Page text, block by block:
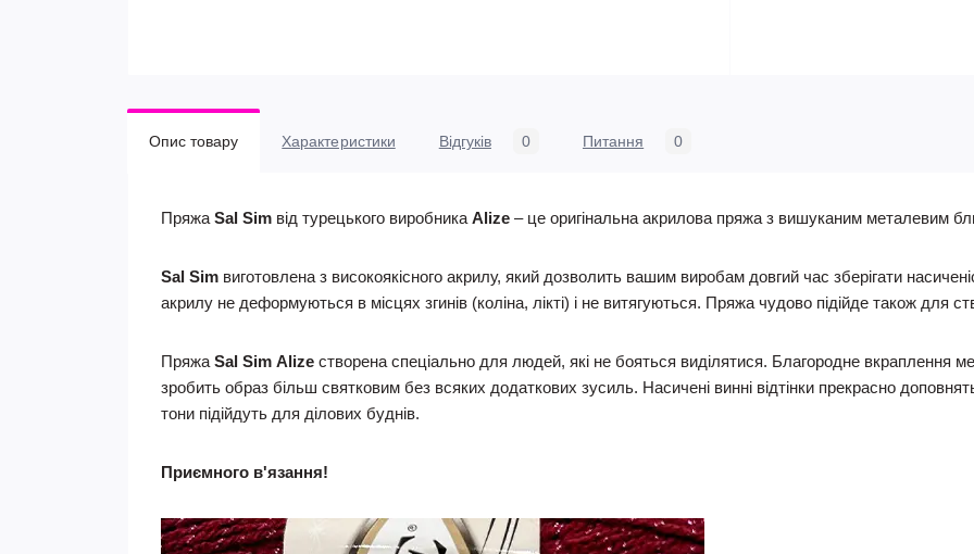
Опис товару Характеристики Відгуків 0 Питання 0
Пряжа Sal Sim від турецького виробника Alize – це оригінальна акрилова пряжа з вишуканим металевим
Sal Sim виготовлена з високоякісного акрилу, який дозволить вашим виробам довгий час зберігати
акрилу не деформуються в місцях згинів (коліна, лікті) і не витягуються. Пряжа чудово підійде також для
Пряжа Sal Sim Alize створена спеціально для людей, які не бояться виділятися. Благородне вкраплення
зробить образ більш святковим без всяких додаткових зусиль. Насичені винні відтінки прекрасно
тони підійдуть для ділових буднів.
Приємного в'язання!